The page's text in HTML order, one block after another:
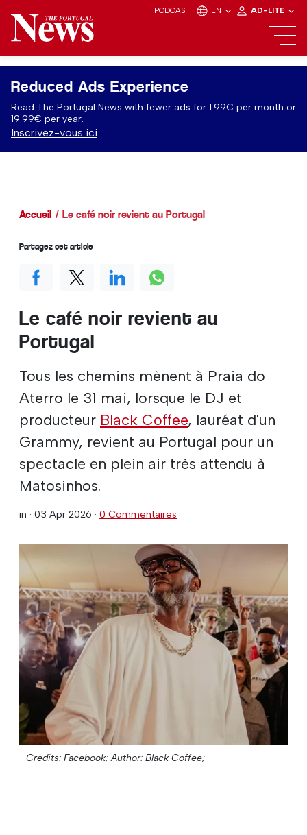
PODCAST EN AD-LITE
Reduced Ads Experience
Read The Portugal News with fewer ads for 1.99€ per month or
19.99€ per year.
Inscrivez-vous ici
Accueil Le café noir revient au Portugal
Le café noir revient au
Portugal
Tous les chemins mènent à Praia do
Aterro le 31 mai, lorsque le DJ et
producteur Black Coffee, lauréat d'un
Grammy, revient au Portugal pour un
spectacle en plein air très attendu à
Matosinhos.
in · 03 Apr 2026 · 0 Commentaires
Credits: Facebook; Author: Black Coffee;
Partagez cet article